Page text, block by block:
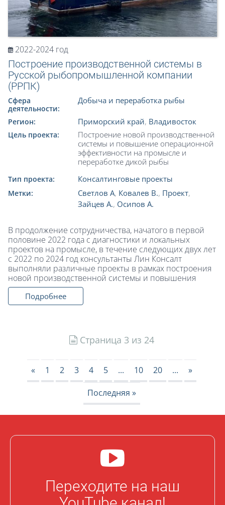
2022-2024 год
Построение производственной системы в
Русской рыбопромышленной компании
(РРПК)
Сфера
деятельности:
Добыча и переработка рыбы
Регион: Приморский край, Владивосток
Цель проекта:
Построение новой производственной
системы и повышение операционной
эффективности на промысле и
переработке дикой рыбы
Тип проекта: Консалтинговые проекты
Метки: Светлов А, Ковалев В., Проект,
Зайцев А., Осипов А.
В продолжение сотрудничества, начатого в первой
половине 2022 года с диагностики и локальных
проектов на промысле, в течение следующих двух лет
с 2022 по 2024 год консультанты Лин Консалт
выполняли различные проекты в рамках построения
новой производственной системы и повышения
Подробнее
Страница 3 из 24
« 1 2 3 4 5 ... 10 20 ... »
Последняя »
Переходите на наш